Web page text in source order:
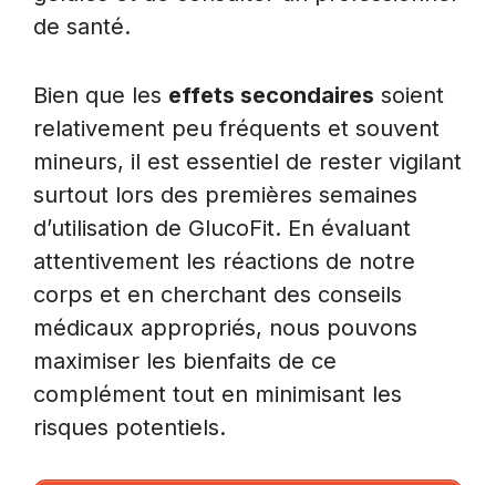
de santé.
Bien que les effets secondaires soient
relativement peu fréquents et souvent
mineurs, il est essentiel de rester vigilant
surtout lors des premières semaines
d’utilisation de GlucoFit. En évaluant
attentivement les réactions de notre
corps et en cherchant des conseils
médicaux appropriés, nous pouvons
maximiser les bienfaits de ce
complément tout en minimisant les
risques potentiels.